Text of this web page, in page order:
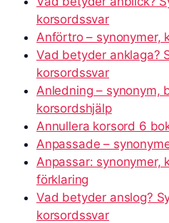
korsordssvar
Anförtro – synonymer,
Vad betyder anklaga?
korsordssvar
Anledning – synonym,
korsordshjälp
Annullera korsord 6
Anpassade –
Anpassar: synonymer,
förklaring
Vad betyder anslog?
korsordssvar